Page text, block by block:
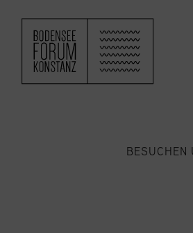
ZUM HAUPTINHALT SPRINGEN
BESUCHEN